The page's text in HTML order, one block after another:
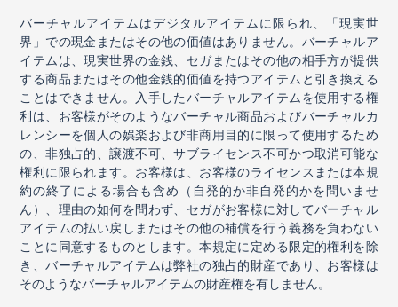
バーチャルアイテムはデジタルアイテムに限られ、「現実世
界」での現金またはその他の価値はありません。バーチャルア
イテムは、現実世界の金銭、セガまたはその他の相手方が提供
する商品またはその他金銭的価値を持つアイテムと引き換える
ことはできません。入手したバーチャルアイテムを使用する権
利は、お客様がそのようなバーチャル商品およびバーチャルカ
レンシーを個人の娯楽および非商用目的に限って使用するため
の、非独占的、譲渡不可、サブライセンス不可かつ取消可能な
権利に限られます。お客様は、お客様のライセンスまたは本規
約の終了による場合も含め（自発的か非自発的かを問いませ
ん）、理由の如何を問わず、セガがお客様に対してバーチャル
アイテムの払い戻しまたはその他の補償を行う義務を負わない
ことに同意するものとします。本規定に定める限定的権利を除
き、バーチャルアイテムは弊社の独占的財産であり、お客様は
そのようなバーチャルアイテムの財産権を有しません。